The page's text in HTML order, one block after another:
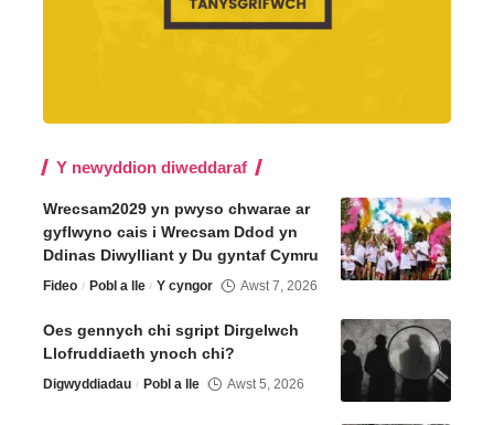
Y newyddion diweddaraf
Wrecsam2029 yn pwyso chwarae ar
gyflwyno cais i Wrecsam Ddod yn
Ddinas Diwylliant y Du gyntaf Cymru
Fideo Pobl a lle Y cyngor Awst 7, 2026
Oes gennych chi sgript Dirgelwch
Llofruddiaeth ynoch chi?
Digwyddiadau Pobl a lle Awst 5, 2026